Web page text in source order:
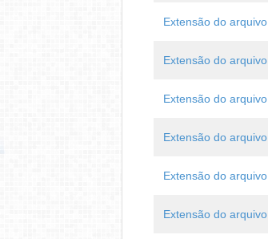
Extensão do arquivo
Extensão do arquivo
Extensão do arquivo
Extensão do arquivo
Extensão do arquivo
Extensão do arquivo